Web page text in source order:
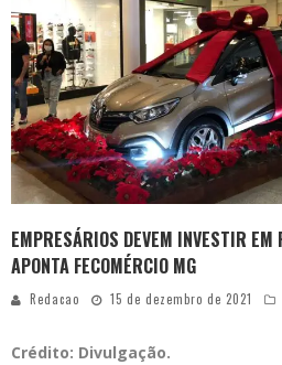
EMPRESÁRIOS DEVEM INVESTIR EM
APONTA FECOMÉRCIO MG
Redacao 15 de dezembro de 2021
Crédito: Divulgação.